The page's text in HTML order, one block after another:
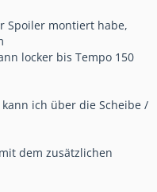
Spoiler montiert habe,
locker bis Tempo 150
ich über die Scheibe /
dem zusätzlichen